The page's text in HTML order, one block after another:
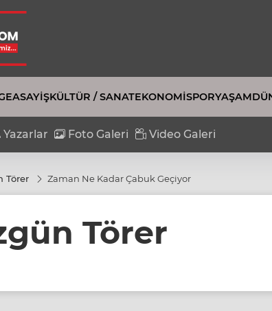
ASAYIŞKÜLTÜR / SANATEKONOMISPORYAŞAM
Yazarlar Foto Galeri Video Galeri
Törer Zaman Ne Kadar Çabuk Geçiyor
Törer